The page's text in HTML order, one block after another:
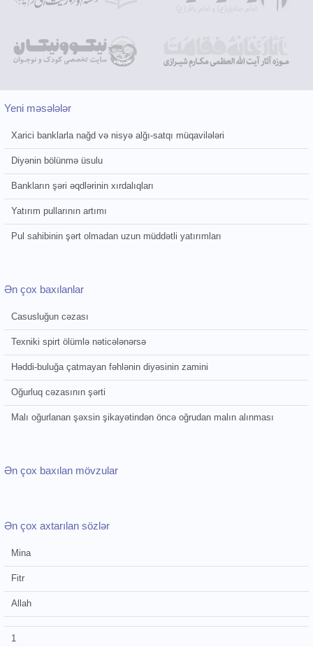
Yeni məsələlər
Xarici banklarla nağd və nisyə alğı-satqı müqavilələri
Diyənin bölünmə üsulu
Bankların şəri əqdlərinin xırdalıqları
Yatırım pullarının artımı
Pul sahibinin şərt olmadan uzun müddətli yatırımları
Ən çox baxılanlar
Casusluğun cəzası
Texniki spirt ölümlə nəticələnərsə
Həddi-buluğa çatmayan fəhlənin diyəsinin zamini
Oğurluq cəzasının şərti
Malı oğurlanan şəxsin şikayətindən öncə oğrudan malın alınması
Ən çox baxılan mövzular
Ən çox axtarılan sözlər
Mina
Fitr
Allah
1